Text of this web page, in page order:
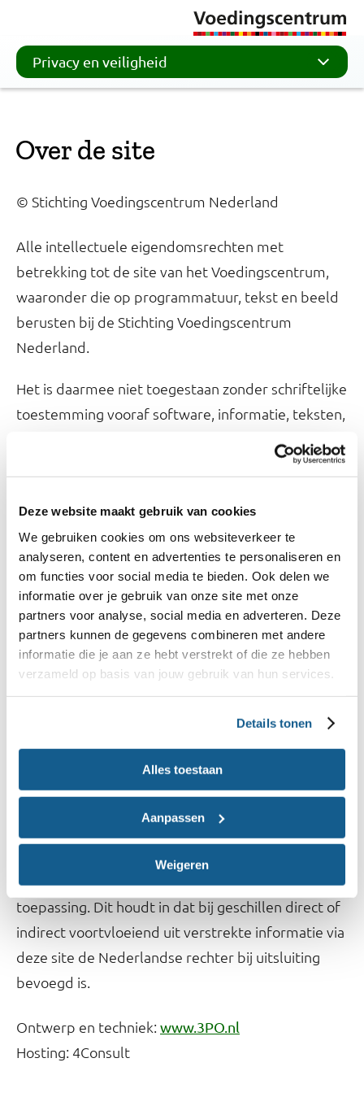
Deze website maakt gebruik van cookies
We gebruiken cookies om ons websiteverkeer te
analyseren, content en advertenties te personaliseren en
om functies voor social media te bieden. Ook delen we
informatie over je gebruik van onze site met onze
partners voor analyse, social media en adverteren. Deze
partners kunnen de gegevens combineren met andere
informatie die je aan ze hebt verstrekt of die ze hebben
verzameld op basis van jouw gebruik van hun services.
Details tonen
Alles toestaan
Aanpassen
Weigeren
Privacy en veiligheid
Over de site
© Stichting Voedingscentrum Nederland
Alle intellectuele eigendomsrechten met
betrekking tot de site van het Voedingscentrum,
waaronder die op programmatuur, tekst en beeld
berusten bij de Stichting Voedingscentrum
Nederland.
Het is daarmee niet toegestaan zonder schriftelijke
toestemming vooraf software, informatie, teksten,
recepten, beeldmateriaal et cetera openbaar te
maken, te verveelvoudigen en/of te bewerken
gebruik. Toestemming kan worden aangevraagd
via de afdeling Communicatie van het
Voedingscentrum. Het overnemen van citaten is
toegestaan met bronvermelding. Een melding
wordt op prijs gesteld.
Materiaal van derden is uitsluitend gebruikt met
toestemming van de rechthebbenden en is
genomen zorgvuldigheid menen rechten te
kunnen ontlenen aan in de website van het
Voedingscentrum gebruikt materiaal, verzoeken
wij dit zo spoedig mogelijk aan ons te laten weten.
Op deze website is het Nederlands recht van
toepassing. Dit houdt in dat bij geschillen direct of
indirect voortvloeiend uit verstrekte informatie via
deze site de Nederlandse rechter bij uitsluiting
bevoegd is.
Ontwerp en techniek: www.3PO.nl
Hosting: 4Consult